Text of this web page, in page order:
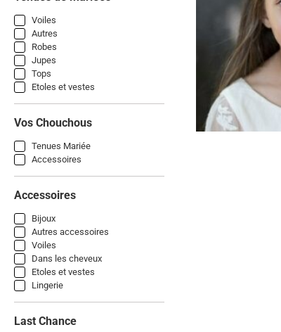
Voiles
Autres
Robes
Jupes
Tops
Etoles et vestes
Vos Chouchous
Tenues Mariée
Accessoires
Accessoires
Bijoux
Autres accessoires
Voiles
Dans les cheveux
Etoles et vestes
Lingerie
Last Chance